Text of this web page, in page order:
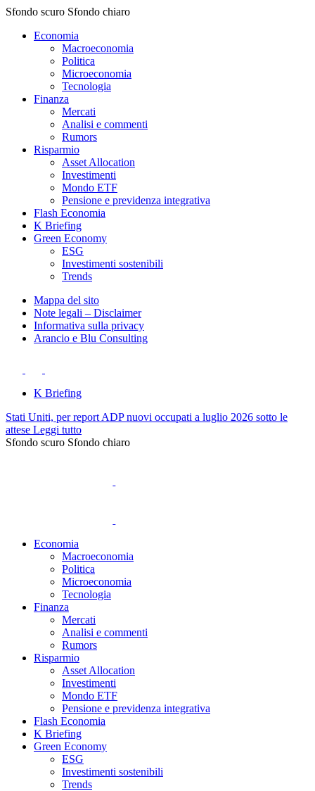
Sfondo scuro Sfondo chiaro
Economia
Macroeconomia
Politica
Microeconomia
Tecnologia
Finanza
Mercati
Analisi e commenti
Rumors
Risparmio
Asset Allocation
Investimenti
Mondo ETF
Pensione e previdenza integrativa
Flash Economia
K Briefing
Green Economy
ESG
Investimenti sostenibili
Trends
Mappa del sito
Note legali – Disclaimer
Informativa sulla privacy
Arancio e Blu Consulting
K Briefing
Stati Uniti, per report ADP nuovi occupati a luglio 2026 sotto le
attese Leggi tutto
Sfondo scuro Sfondo chiaro
Economia
Macroeconomia
Politica
Microeconomia
Tecnologia
Finanza
Mercati
Analisi e commenti
Rumors
Risparmio
Asset Allocation
Investimenti
Mondo ETF
Pensione e previdenza integrativa
Flash Economia
K Briefing
Green Economy
ESG
Investimenti sostenibili
Trends